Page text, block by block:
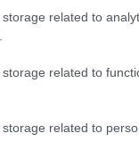
related to
related to
related to
Η πρώτη
από τις
κάλυψη για